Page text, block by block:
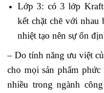
Lớp 3: có 3 lớp
kết chặt chẽ với nhau
nhiệt tạo nên sự ổn
– Do tính năng ưu việt
cho mọi sản phẩm
nhiều trong ngành